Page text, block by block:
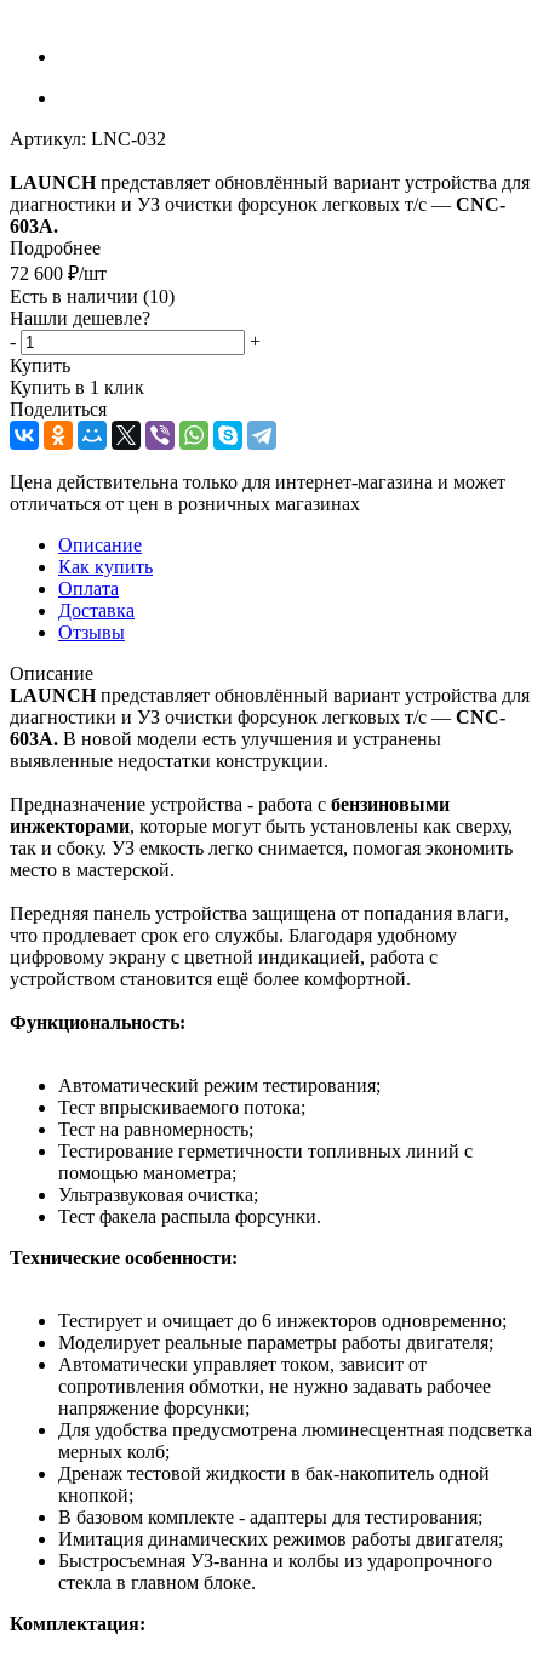
Артикул: LNC-032
LAUNCHпредставляет обновлённый вариант устройства для
диагностики и УЗ очистки форсунок легковых т/c — CNC-
603A.
Подробнее
72 600 ₽/шт
Есть в наличии (10)
Нашли дешевле?
-
+
Купить
Купить в 1 клик
Поделиться
Цена действительна только для интернет-магазина и может
отличаться от цен в розничных магазинах
Описание
Как купить
Оплата
Доставка
Отзывы
Описание
LAUNCHпредставляет обновлённый вариант устройства для
диагностики и УЗ очистки форсунок легковых т/c — CNC-
603A. В новой модели есть улучшения и устранены
выявленные недостатки конструкции.
Предназначение устройства - работа с бензиновыми
инжекторами, которые могут быть установлены как сверху,
так и сбоку. УЗ емкость легко снимается, помогая экономить
место в мастерской.
Передняя панель устройства защищена от попадания влаги,
что продлевает срок его службы. Благодаря удобному
цифровому экрану с цветной индикацией, работа с
устройством становится ещё более комфортной.
Функциональность:
Автоматический режим тестирования;
Тест впрыскиваемого потока;
Тест на равномерность;
Тестирование герметичности топливных линий с
помощью манометра;
Ультразвуковая очистка;
Тест факела распыла форсунки.
Технические особенности:
Тестирует и очищает до 6 инжекторов одновременно;
Моделирует реальные параметры работы двигателя;
Автоматически управляет током, зависит от
сопротивления обмотки, не нужно задавать рабочее
напряжение форсунки;
Для удобства предусмотрена люминесцентная подсветка
мерных колб;
Дренаж тестовой жидкости в бак-накопитель одной
кнопкой;
В базовом комплекте - адаптеры для тестирования;
Имитация динамических режимов работы двигателя;
Быстросъемная УЗ-ванна и колбы из ударопрочного
стекла в главном блоке.
Комплектация: